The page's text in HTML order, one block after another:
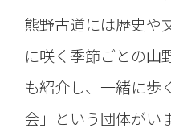
熊野古道には歴史や
に咲く季節ごとの山
も紹介し、一緒に歩
会」という団体がい